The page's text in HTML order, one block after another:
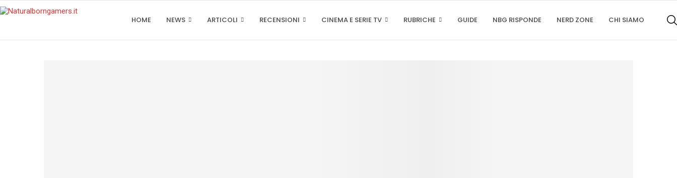
HOME NEWS ARTICOLI RECENSIONI CINEMA E SERIE TV RUBRICHE GUIDE NBG RISPONDE NERD ZONE CHI SIAMO